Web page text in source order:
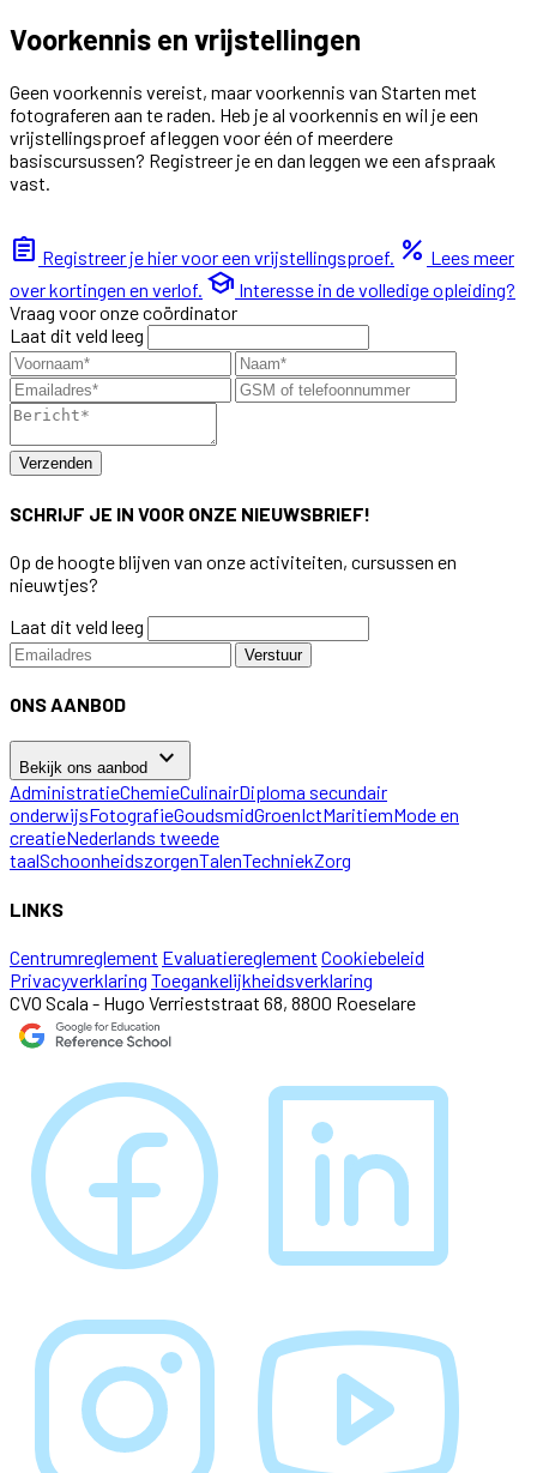
Voorkennis en vrijstellingen
Geen voorkennis vereist, maar voorkennis van Starten met
fotograferen aan te raden. Heb je al voorkennis en wil je een
vrijstellingsproef afleggen voor één of meerdere
basiscursussen? Registreer je en dan leggen we een afspraak
vast.
assignment Registreer je hier voor een vrijstellingsproef. percent Lees meer
over kortingen en verlof. school Interesse in de volledige opleiding?
Vraag voor onze coördinator
Laat dit veld leeg
Verzenden
SCHRIJF JE IN VOOR ONZE NIEUWSBRIEF!
Op de hoogte blijven van onze activiteiten, cursussen en
nieuwtjes?
Laat dit veld leeg
Verstuur
ONS AANBOD
Bekijk ons aanbod keyboard_arrow_down
AdministratieChemieCulinairDiploma secundair
onderwijsFotografieGoudsmidGroenIctMaritiemMode en
creatieNederlands tweede
taalSchoonheidszorgenTalenTechniekZorg
LINKS
Centrumreglement Evaluatiereglement Cookiebeleid
Privacyverklaring Toegankelijkheidsverklaring
CVO Scala - Hugo Verrieststraat 68, 8800 Roeselare